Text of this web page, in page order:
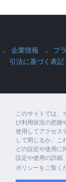
このサイトでは、
び利用状況の把握
使用してアクセス
して閉じるか、こ
どの設定や使用に
設定や使用の詳細
ポリシーをご覧く
企業情報 プ
引法に基づく表記